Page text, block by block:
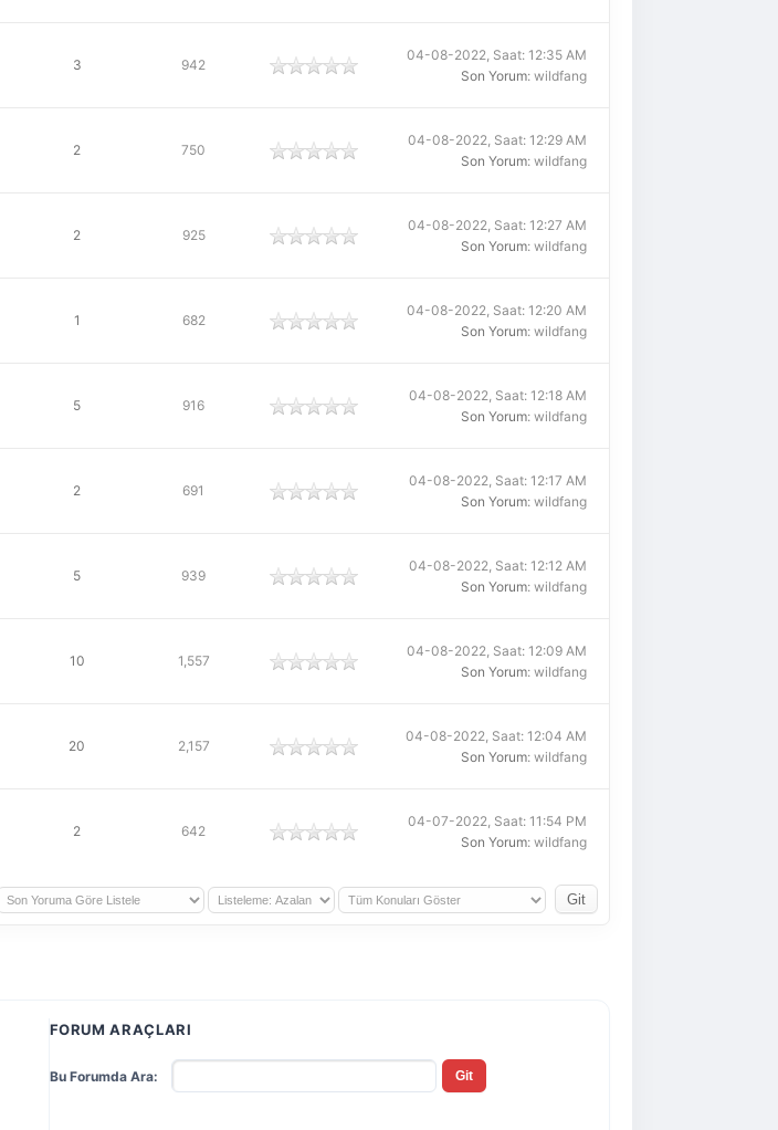
3 942
04-08-2022, Saat: 12:35 AM
Son Yorum: wildfang
2 750
04-08-2022, Saat: 12:29 AM
Son Yorum: wildfang
2 925
04-08-2022, Saat: 12:27 AM
Son Yorum: wildfang
1 682
04-08-2022, Saat: 12:20 AM
Son Yorum: wildfang
5 916
04-08-2022, Saat: 12:18 AM
Son Yorum: wildfang
2 691
04-08-2022, Saat: 12:17 AM
Son Yorum: wildfang
5 939
04-08-2022, Saat: 12:12 AM
Son Yorum: wildfang
10 1,557
04-08-2022, Saat: 12:09 AM
Son Yorum: wildfang
20 2,157
04-08-2022, Saat: 12:04 AM
Son Yorum: wildfang
2 642
04-07-2022, Saat: 11:54 PM
Son Yorum: wildfang
FORUM ARAÇLARI
Bu Forumda Ara: